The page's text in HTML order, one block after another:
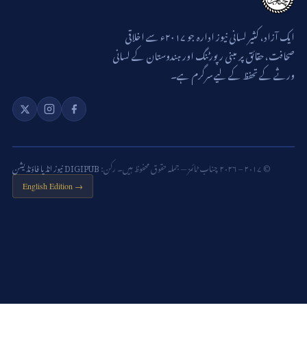
ایک آزاد، کثیر لسانی نیوز ادارہ جو ۲۰۱۷ء سے اخلاقی
صحافت، حقائق پر مبنی رپورٹنگ اور ہندوستان کے لسانی
ورثے کے تحفظ کے لیے سرگرم ہے۔
DIGIPUB نیوز انڈیا فاؤنڈیشن
English Edition →